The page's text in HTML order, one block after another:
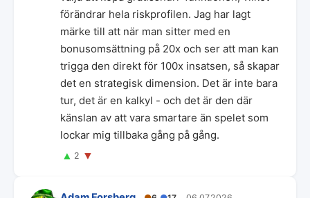
förändrar hela riskprofilen. Jag har lagt
märke till att när man sitter med en
bonusomsättning på 20x och ser att man kan
trigga den direkt för 100x insatsen, så skapar
det en strategisk dimension. Det är inte bara
tur, det är en kalkyl - och det är den där
känslan av att vara smartare än spelet som
lockar mig tillbaka gång på gång.
▲ 2 ▼